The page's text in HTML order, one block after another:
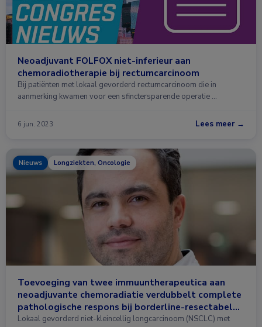
Neoadjuvant FOLFOX niet-inferieur aan
chemoradiotherapie bij rectumcarcinoom
Bij patiënten met lokaal gevorderd rectumcarcinoom die in
aanmerking kwamen voor een sfinctersparende operatie …
6 jun. 2023 Lees meer →
Nieuws Longziekten, Oncologie
Toevoeging van twee immuuntherapeutica aan
neoadjuvante chemoradiatie verdubbelt complete
pathologische respons bij borderline-resectabele
longkanker
Lokaal gevorderd niet-kleincellig longcarcinoom (NSCLC) met